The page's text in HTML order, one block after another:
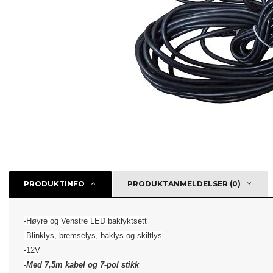
PRODUKTINFO PRODUKTANMELDELSER (0)
-Høyre og Venstre LED baklyktsett
-Blinklys, bremselys, baklys og skiltlys
-12V
-Med 7,5m kabel og 7-pol stikk